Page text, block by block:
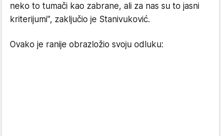
neko to tumači kao zabrane, ali za nas su to jasni
kriterijumi", zaključio je Stanivuković.
Ovako je ranije obrazložio svoju odluku: